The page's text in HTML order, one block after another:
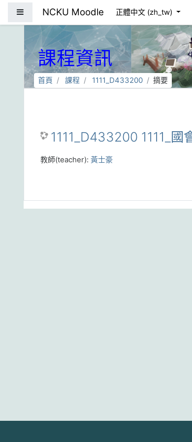
NCKU Moodle 正體中文 ‎(zh_tw)‎
課程資訊
首頁 課程 1111_D433200 摘要
1111_D433200 1111_國
教師(teacher): 黃士豪